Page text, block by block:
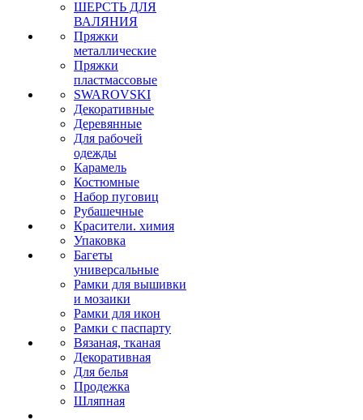
ШЕРСТЬ ДЛЯ
ВАЛЯНИЯ
Пряжки
металлические
Пряжки
пластмассовые
SWAROVSKI
Декоративные
Деревянные
Для рабочей
одежды
Карамель
Костюмные
Набор пуговиц
Рубашечные
Красители. химия
Упаковка
Багеты
универсальные
Рамки для вышивки
и мозаики
Рамки для икон
Рамки с паспарту
Вязаная, тканая
Декоративная
Для белья
Продежка
Шляпная